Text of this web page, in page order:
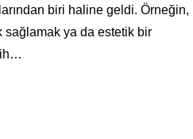
biri haline geldi. Örneğin,
ya da estetik bir